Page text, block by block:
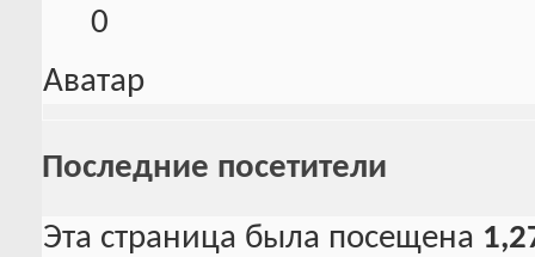
0
Аватар
Последние посетители
Эта страница была посещена